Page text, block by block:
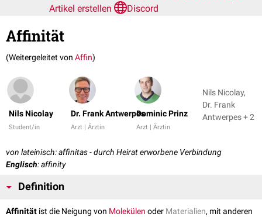
Artikel erstellen
Discord
Affinität
(Weitergeleitet von Affin)
Nils Nicolay
Student/in
Dr. Frank Antwerpes
Arzt | Ärztin
Dominic Prinz
Arzt | Ärztin
Nils Nicolay,
Dr. Frank
Antwerpes + 2
von lateinisch: affinitas - durch Heirat erworbene Verbindung
Englisch: affinity
Definition
Affinität ist die Neigung von Molekülen oder Materialien, mit anderen